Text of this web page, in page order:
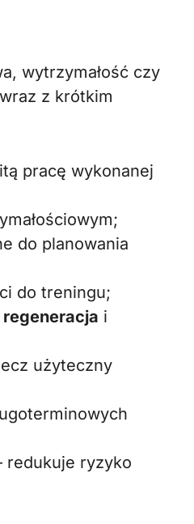
wytrzymałość czy
z krótkim
pracę wykonanej
do planowania
do treningu;
regeneracja i
użyteczny
redukuje ryzyko